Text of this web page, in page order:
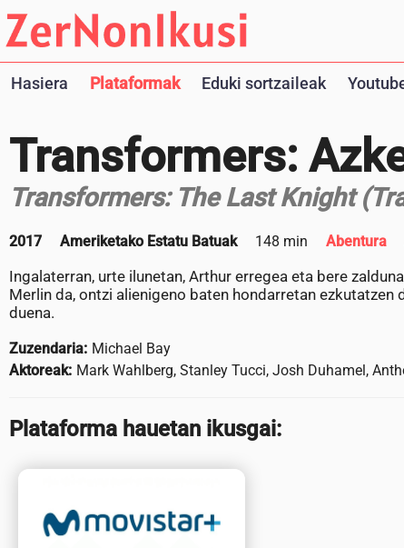
Hasiera Plataformak Eduki sortzaileak
Transformers:
Transformers: The Last Knight
2017 Ameriketako Estatu Batuak 148 min Abentura
Ingalaterran, urte ilunetan, Arthur erregea eta bere
Merlin da, ontzi alienigeno baten hondarretan
duena.
Zuzendaria: Michael Bay
Aktoreak: Mark Wahlberg, Stanley Tucci, Josh Duhamel,
Plataforma hauetan ikusgai: